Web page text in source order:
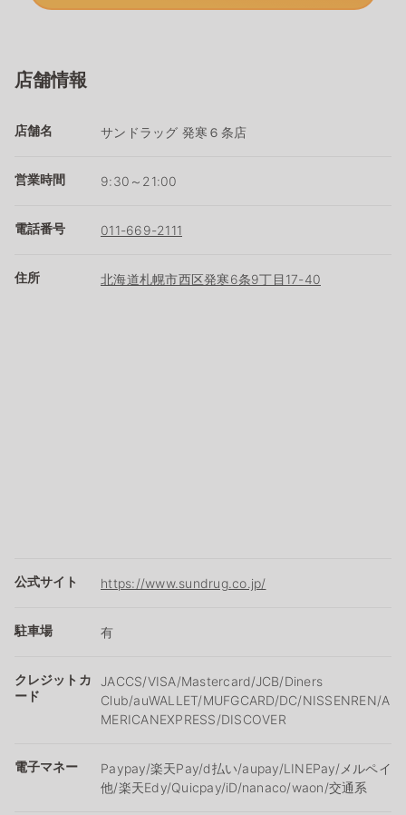
店舗情報
店舗名 サンドラッグ 発寒６条店
営業時間 9:30～21:00
電話番号 011-669-2111
住所 北海道札幌市西区発寒6条9丁目17-40
公式サイト https://www.sundrug.co.jp/
駐車場 有
クレジットカ
ード
JACCS/VISA/Mastercard/JCB/Diners
Club/auWALLET/MUFGCARD/DC/NISSENREN/A
MERICANEXPRESS/DISCOVER
電子マネー
Paypay/楽天Pay/ⅾ払い/aupay/LINEPay/メルペイ
他/楽天Edy/Quicpay/iD/nanaco/waon/交通系